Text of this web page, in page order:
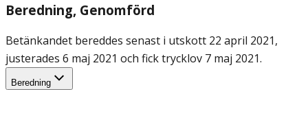
Beredning, Genomförd
Betänkandet bereddes senast i utskott 22 april 2021,
justerades 6 maj 2021 och fick trycklov 7 maj 2021.
Beredning